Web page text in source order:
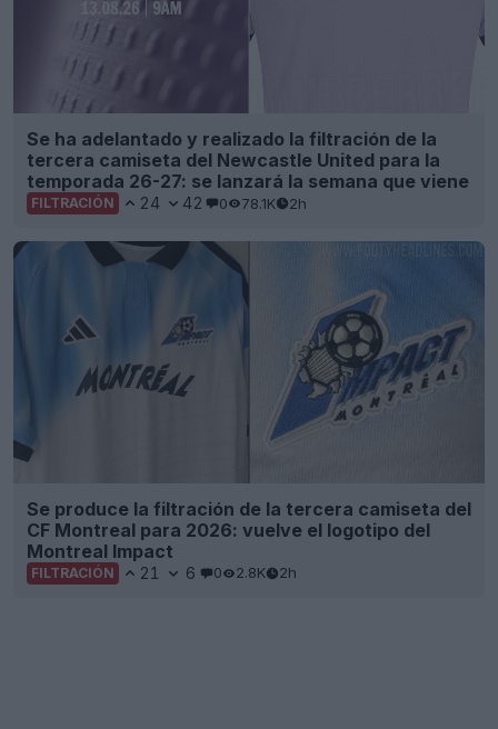
Se ha adelantado y realizado la filtración de la
tercera camiseta del Newcastle United para la
temporada 26-27: se lanzará la semana que viene
FILTRACIÓN 24 42 0 78.1K 2h
Se produce la filtración de la tercera camiseta del
CF Montreal para 2026: vuelve el logotipo del
Montreal Impact
FILTRACIÓN 21 6 0 2.8K 2h